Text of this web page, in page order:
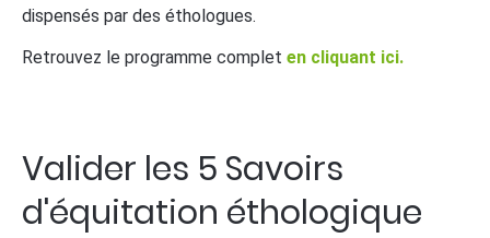
dispensés par des éthologues.
Retrouvez le programme complet en cliquant ici.
Valider les 5 Savoirs
d'équitation éthologique